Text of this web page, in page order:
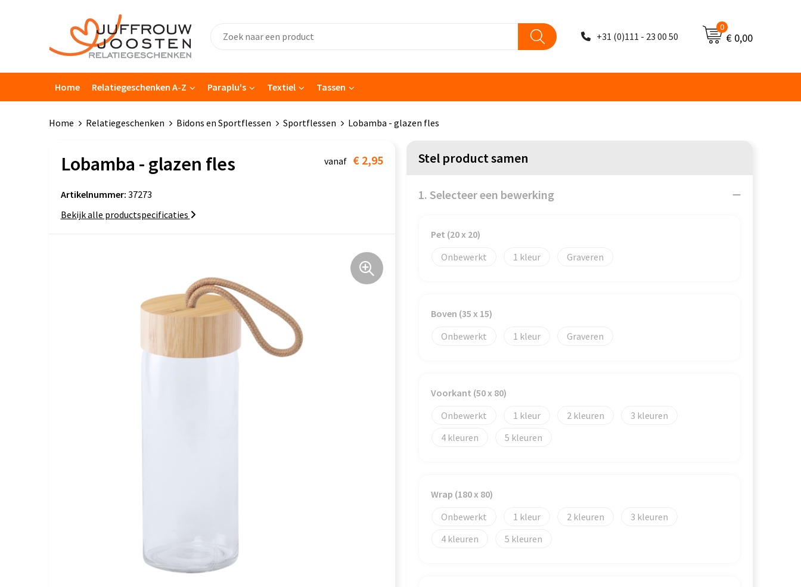
+31 (0)111 - 23 00 50
0
€ 0,00
Home Relatiegeschenken A-Z Paraplu's Textiel Tassen
Home Relatiegeschenken Bidons en Sportflessen Sportflessen Lobamba - glazen fles
Lobamba - glazen fles vanaf € 2,95
Artikelnummer: 37273
Bekijk alle productspecificaties
Stel product samen
1. Selecteer een bewerking
Pet (20 x 20)
Onbewerkt
1 Graveren
Boven (35 x 15)
Onbewerkt
1 Graveren
Voorkant (50 x 80)
Onbewerkt
1 2
3
4
5
Wrap (180 x 80)
Onbewerkt
1 2
3
4
5